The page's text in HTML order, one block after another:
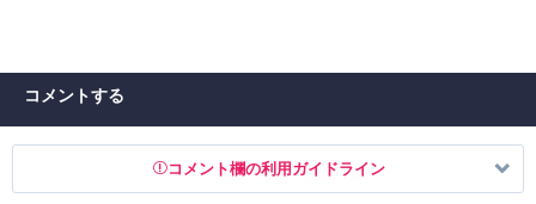
コメントする
コメント欄の利用ガイドライン